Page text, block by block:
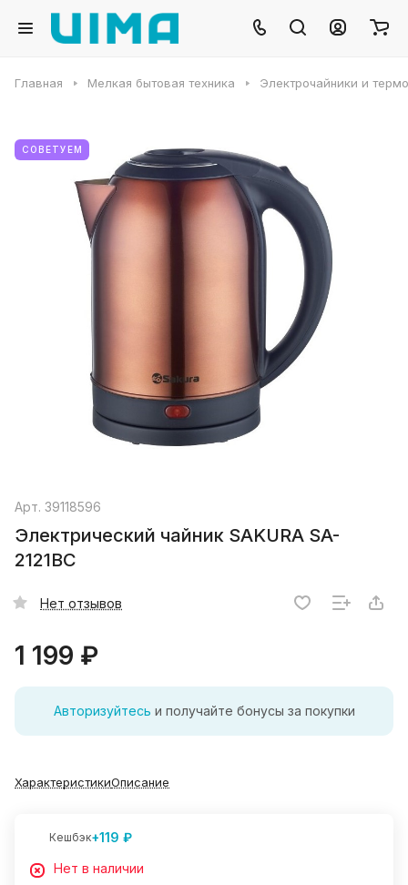
Главная Мелкая бытовая техника Электрочайники и
СОВЕТУЕМ
Арт. 39118596
Электрический чайник SAKURA SA-
2121BC
Нет отзывов
1 199 ₽
Авторизуйтесь и получайте бонусы за покупки
ХарактеристикиОписание
Кешбэк+119 ₽
Нет в наличии